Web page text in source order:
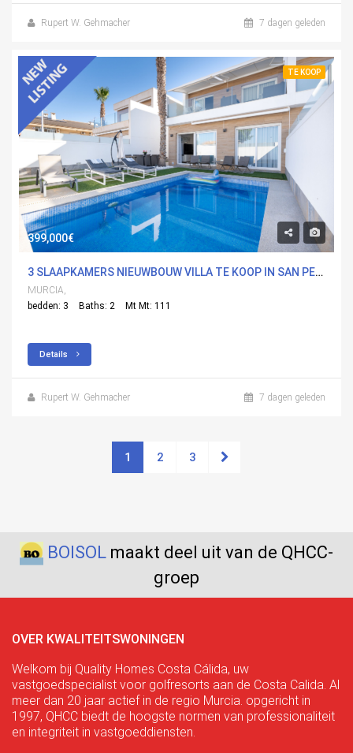
Rupert W. Gehmacher 7 dagen geleden
TE KOOP
399,000€
3 SLAAPKAMERS NIEUWBOUW VILLA TE KOOP IN SAN PEDRO DEL PINATAR, MURCIA
MURCIA,
bedden: 3
Baths: 2 Mt Mt: 111
Details
Rupert W. Gehmacher 7 dagen geleden
1 2 3
BOISOL maakt deel uit van de QHCC-
groep
OVER KWALITEITSWONINGEN
Welkom bij Quality Homes Costa Cálida, uw
vastgoedspecialist voor golfresorts aan de Costa Calida. Al
meer dan 20 jaar actief in de regio Murcia. opgericht in
1997, QHCC biedt de hoogste normen van professionaliteit
en integriteit in vastgoeddiensten.